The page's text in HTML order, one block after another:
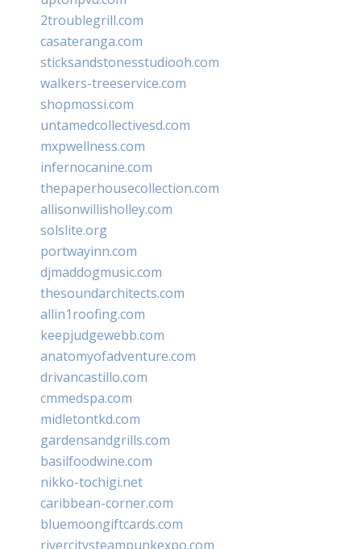
2troublegrill.com
casateranga.com
sticksandstonesstudiooh.com
walkers-treeservice.com
shopmossi.com
untamedcollectivesd.com
mxpwellness.com
infernocanine.com
thepaperhousecollection.com
allisonwillisholley.com
solslite.org
portwayinn.com
djmaddogmusic.com
thesoundarchitects.com
allin1roofing.com
keepjudgewebb.com
anatomyofadventure.com
drivancastillo.com
cmmedspa.com
midletontkd.com
gardensandgrills.com
basilfoodwine.com
nikko-tochigi.net
caribbean-corner.com
bluemoongiftcards.com
rivercitysteampunkexpo.com